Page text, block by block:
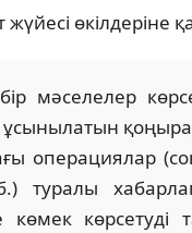
жүйесі
бір мәселелер
операциялар
туралы
көмек